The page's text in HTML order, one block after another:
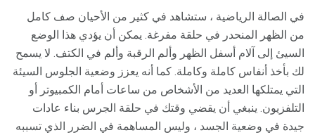
في الصالة الرياضية ، ستشاهد في كثير من الأحيان صف كامل
من الظهر المنحدر في حلقة مفرغة. يمكن أن يؤدي هذا الوضع
السيئ إلى آلام أسفل الظهر وألم الرقبة وألم في الكتف. لا يسمح
لك بأخذ أنفاس كاملة وكاملة. كما أنه يعزز وضعية الجلوس السيئة
التي يمتلكها العديد من الأشخاص من ساعات أمام الكمبيوتر أو
التلفزيون. ينبغي أن يقضي وقتك في حلقة الجرس بناء عادات
جيدة في وضعية الجسد ، وليس المساهمة في الضرر الذي تسببه